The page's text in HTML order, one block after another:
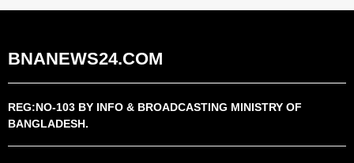
BNANEWS24.COM
REG:NO-103 BY INFO & BROADCASTING MINISTRY OF
BANGLADESH.